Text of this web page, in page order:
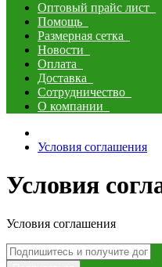
Оптовый прайс лист
Помощь
Размерная сетка
Новости
Оплата
Доставка
Сотрудничество
О компании
Условия соглашения
Условия
Условия соглашения